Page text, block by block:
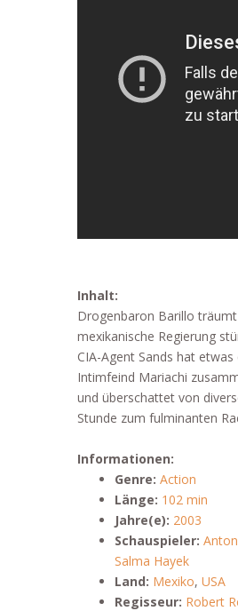
Inhalt:
Drogenbaron Barillo
mexikanische Regierung
CIA-Agent Sands hat
Intimfeind Mariachi
und überschattet von
Stunde zum fulminanten
Informationen:
Genre: Action
Länge: 102 min
Jahre(e): 2003
Schauspieler:
Salma Hayek
Land: Mexiko, USA
Regisseur: Robert